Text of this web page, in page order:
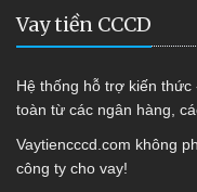
Vay tiền CCCD
Hệ thống hỗ trợ kiến
toàn từ các ngân hàng,
Vaytiencccd.com không
công ty cho vay!